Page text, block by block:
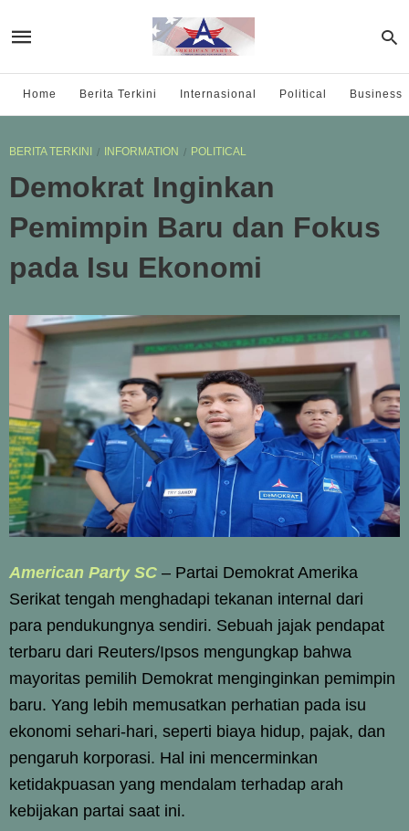
Home Berita Terkini Internasional Political Business
BERITA TERKINI INFORMATION POLITICAL
Demokrat Inginkan
Pemimpin Baru dan Fokus
pada Isu Ekonomi
American Party SC – Partai Demokrat Amerika
Serikat tengah menghadapi tekanan internal dari
para pendukungnya sendiri. Sebuah jajak pendapat
terbaru dari Reuters/Ipsos mengungkap bahwa
mayoritas pemilih Demokrat menginginkan pemimpin
baru. Yang lebih memusatkan perhatian pada isu
ekonomi sehari-hari, seperti biaya hidup, pajak, dan
pengaruh korporasi. Hal ini mencerminkan
ketidakpuasan yang mendalam terhadap arah
kebijakan partai saat ini.